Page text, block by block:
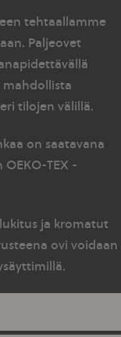
tehtaallamme
Paljeovet
tilojen välillä.
on saatavana
TEX -
ja kromatut
ovi voidaan